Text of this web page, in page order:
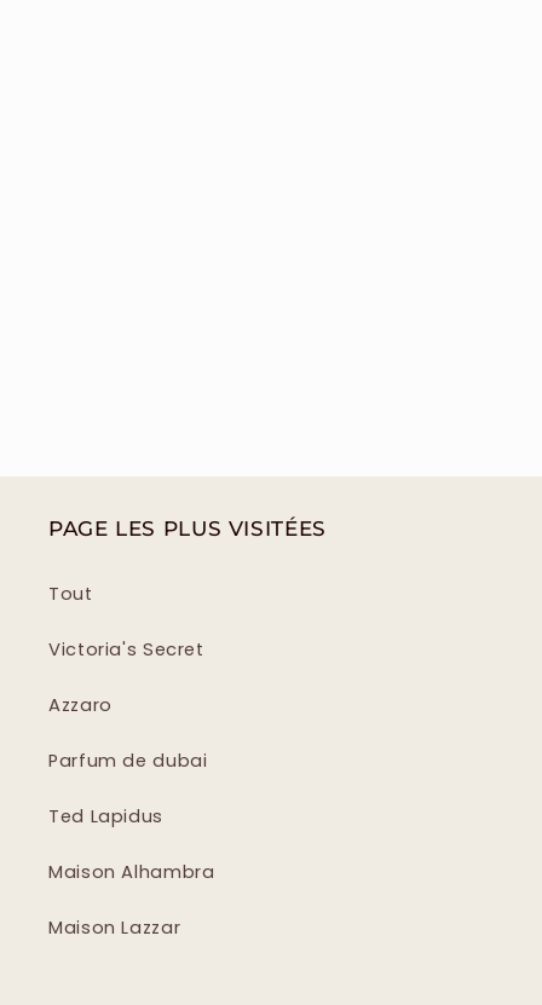
PAGE LES PLUS VISITÉES
Tout
Victoria's Secret
Azzaro
Parfum de dubai
Ted Lapidus
Maison Alhambra
Maison Lazzar